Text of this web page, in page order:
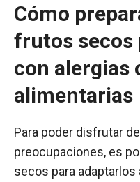
Cómo
frutos secos
con alergias
alimentarias
Para poder disfrutar
preocupaciones, es
secos para